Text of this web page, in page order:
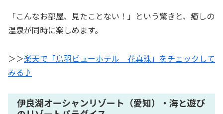
「こんなお部屋、見たことない！」という驚きと、癒しの
温泉が同時に楽しめます。
＞＞楽天で「鳥羽ビューホテル 花真珠」をチェックして
みる♪
伊良湖オーシャンリゾート（愛知）・海と遊び